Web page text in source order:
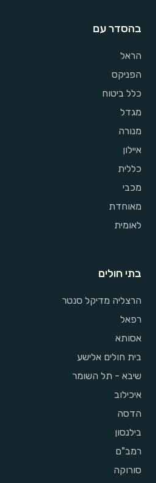
בהסדר עם
הראל
הפניקס
כלל ביטוח
מגדל
מנורה
איילון
כללית
מכבי
מאוחדת
לאומית
בתי חולים
הרצליה מדיקל סנטר
רפאל
אסותא
בית חולים אלישע
שיבא - תל השומר
איכילוב
הדסה
בילנסון
רמב"ם
סורוקה